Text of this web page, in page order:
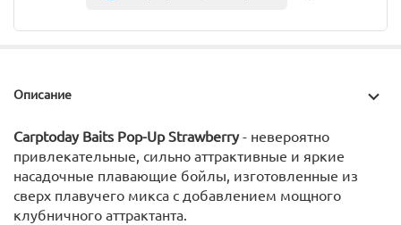
Описание
Carptoday Baits Pop-Up Strawberry- невероятно
привлекательные, сильно аттрактивные и яркие
насадочные плавающие бойлы, изготовленные из
сверх плавучего микса с добавлением мощного
клубничного аттрактанта.